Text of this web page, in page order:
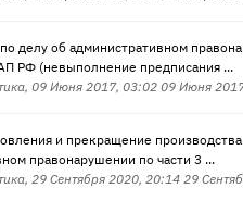
делу об административном
РФ (невыполнение предписания ...
09 Июня 2017, 03:02 09 Июня
и прекращение
правонарушении по части 3 ...
29 Сентября 2020, 20:14 29